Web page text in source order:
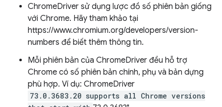
ChromeDriver sử dụng lược đồ số phiên bản giống
với Chrome. Hãy tham khảo tại
https://www.chromium.org/developers/version-
numbers để biết thêm thông tin.
Mỗi phiên bản của ChromeDriver đều hỗ trợ
Chrome có số phiên bản chính, phụ và bản dựng
phù hợp. Ví dụ: ChromeDriver
73.0.3683.20 supports all Chrome versions